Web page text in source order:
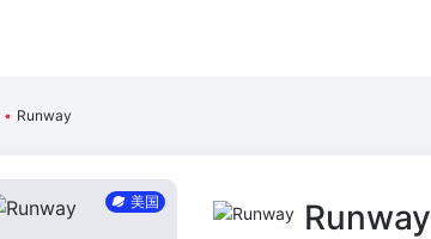
• Runway
美国 Runway